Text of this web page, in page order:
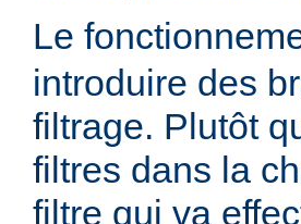
Le
introduire des
filtrage. Plutôt
filtres dans la
filtre qui va